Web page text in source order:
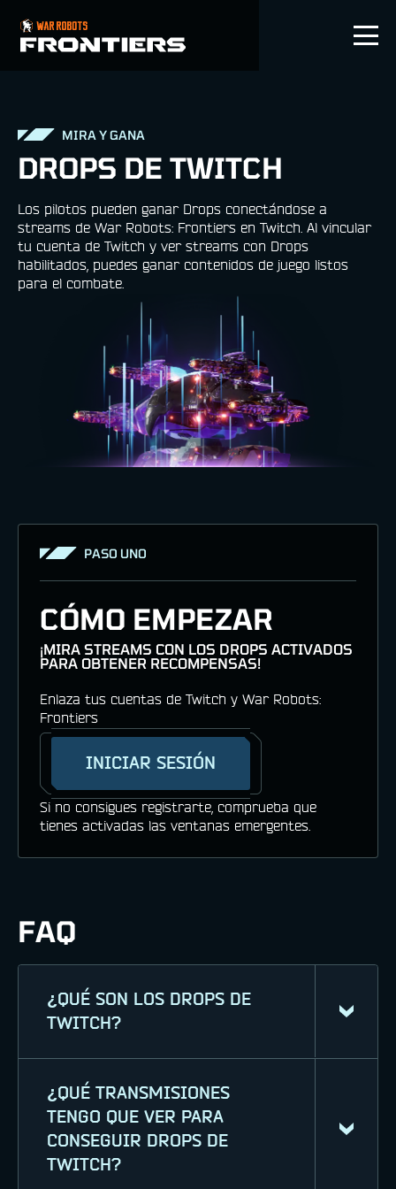
ES
MIRA Y GANA
DROPS DE TWITCH
Los pilotos pueden ganar Drops conectándose a
streams de War Robots: Frontiers en Twitch. Al vincular
tu cuenta de Twitch y ver streams con Drops
habilitados, puedes ganar contenidos de juego listos
para el combate.
PASO UNO
CÓMO EMPEZAR
¡MIRA STREAMS CON LOS DROPS ACTIVADOS
PARA OBTENER RECOMPENSAS!
Enlaza tus cuentas de Twitch y War Robots:
Frontiers
INICIAR SESIÓN
Si no consigues registrarte, comprueba que
tienes activadas las ventanas emergentes.
FAQ
¿QUÉ SON LOS DROPS DE
TWITCH?
Los Drops de Twitch son
recompensas para los jugadores que
ven streams de War Robots:
Frontiers con Drops activados. Sigue
¿QUÉ TRANSMISIONES
TENGO QUE VER PARA
CONSEGUIR DROPS DE
TWITCH?